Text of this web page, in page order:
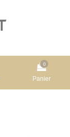
0
Panier